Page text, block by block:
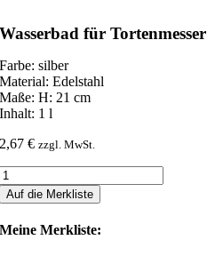
Wasserbad für Tortenmesser
Farbe: silber
Material: Edelstahl
Maße: H: 21 cm
Inhalt: 1 l
2,67€ zzgl. MwSt.
Auf die Merkliste
Meine Merkliste: